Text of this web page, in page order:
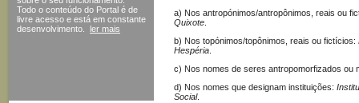
Todo o conteúdo do Portal é de
livre acesso e está em constante
desenvolvimento.
ler mais
a) Nos antropónimos/antropônimos, reais ou
Quixote
b) Nos topónimos/topônimos, reais ou fictícios:
Hespéria
c) Nos nomes de seres antropomorfizados ou
d) Nos nomes que designam instituições:
Social.